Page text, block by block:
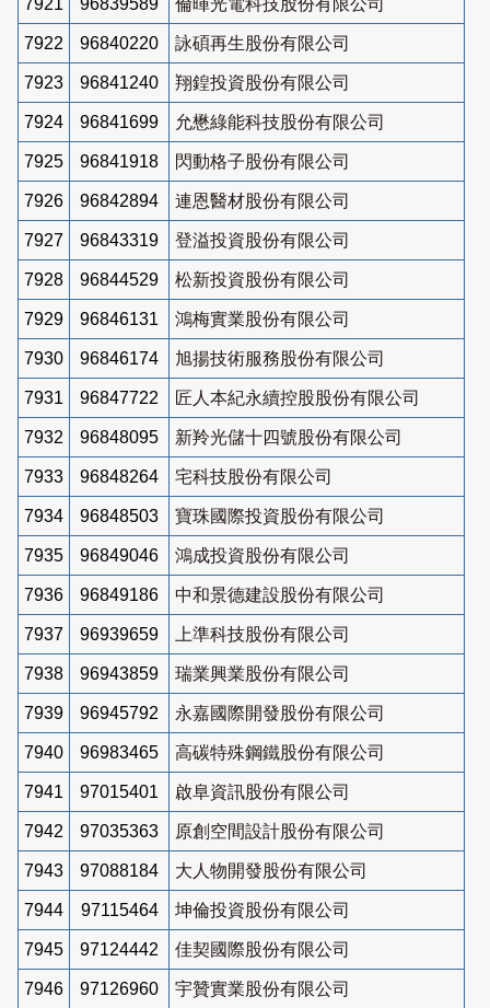
7922 96840220 詠碩再生股份有限公司
7923 96841240 翔鍠投資股份有限公司
7924 96841699 允懋綠能科技股份有限公司
7925 96841918 閃動格子股份有限公司
7926 96842894 連恩醫材股份有限公司
7927 96843319 登溢投資股份有限公司
7928 96844529 松新投資股份有限公司
7929 96846131 鴻梅實業股份有限公司
7930 96846174 旭揚技術服務股份有限公司
7931 96847722 匠人本紀永續控股股份有限公司
7932 96848095 新羚光儲十四號股份有限公司
7933 96848264 宅科技股份有限公司
7934 96848503 寶珠國際投資股份有限公司
7935 96849046 鴻成投資股份有限公司
7936 96849186 中和景德建設股份有限公司
7937 96939659 上準科技股份有限公司
7938 96943859 瑞業興業股份有限公司
7939 96945792 永嘉國際開發股份有限公司
7940 96983465 高碳特殊鋼鐵股份有限公司
7941 97015401 啟阜資訊股份有限公司
7942 97035363 原創空間設計股份有限公司
7943 97088184 大人物開發股份有限公司
7944 97115464 坤倫投資股份有限公司
7945 97124442 佳契國際股份有限公司
7946 97126960 宇贊實業股份有限公司